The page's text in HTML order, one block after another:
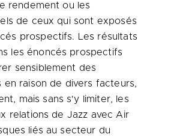
rendement ou les
de ceux qui sont exposés
prospectifs. Les résultats
les énoncés prospectifs
sensiblement des
en raison de divers facteurs,
mais sans s'y limiter, les
relations de Jazz avec Air
liés au secteur du